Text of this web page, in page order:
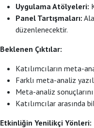
Uygulama Atölyeleri:
Panel Tartışmaları:
düzenlenecektir.
Beklenen Çıktılar:
Katılımcıların meta-
Farklı meta-analiz
Meta-analiz
Katılımcılar arasında
Etkinliğin Yenilikçi Yönleri: